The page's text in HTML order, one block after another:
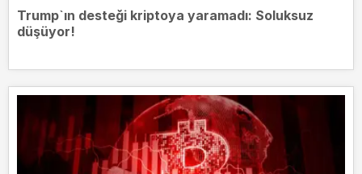
Trump`ın desteği kriptoya yaramadı: Soluksuz
düşüyor!